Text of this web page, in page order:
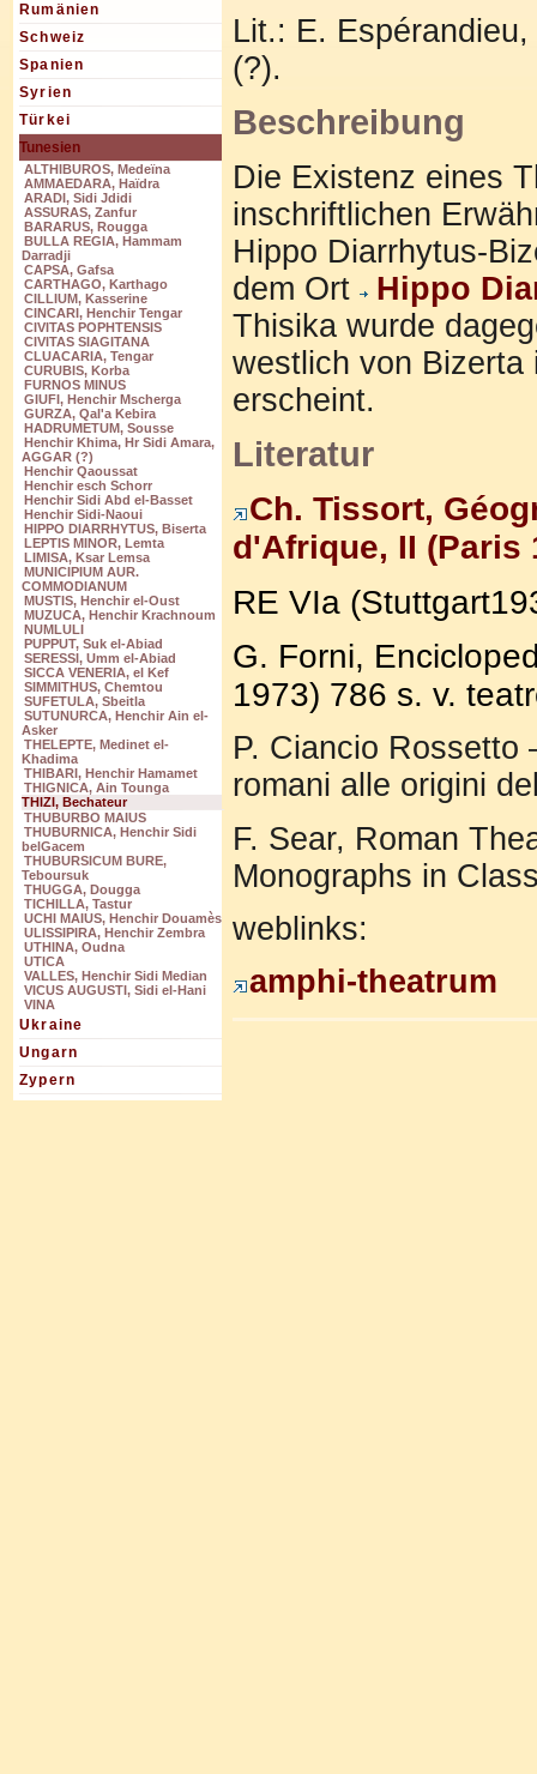
Rumänien
Schweiz
Spanien
Syrien
Türkei
Tunesien
ALTHIBUROS, Medeïna
AMMAEDARA, Haïdra
ARADI, Sidi Jdidi
ASSURAS, Zanfur
BARARUS, Rougga
BULLA REGIA, Hammam
Darradji
CAPSA, Gafsa
CARTHAGO, Karthago
CILLIUM, Kasserine
CINCARI, Henchir Tengar
CIVITAS POPHTENSIS
CIVITAS SIAGITANA
CLUACARIA, Tengar
CURUBIS, Korba
FURNOS MINUS
GIUFI, Henchir Mscherga
GURZA, Qal'a Kebira
HADRUMETUM, Sousse
Henchir Khima, Hr Sidi Amara,
AGGAR (?)
Henchir Qaoussat
Henchir esch Schorr
Henchir Sidi Abd el-Basset
Henchir Sidi-Naoui
HIPPO DIARRHYTUS, Biserta
LEPTIS MINOR, Lemta
LIMISA, Ksar Lemsa
MUNICIPIUM AUR.
COMMODIANUM
MUSTIS, Henchir el-Oust
MUZUCA, Henchir Krachnoum
NUMLULI
PUPPUT, Suk el-Abiad
SERESSI, Umm el-Abiad
SICCA VENERIA, el Kef
SIMMITHUS, Chemtou
SUFETULA, Sbeitla
SUTUNURCA, Henchir Ain el-
Asker
THELEPTE, Medinet el-
Khadima
THIBARI, Henchir Hamamet
THIGNICA, Ain Tounga
THIZI, Bechateur
THUBURBO MAIUS
THUBURNICA, Henchir Sidi
belGacem
THUBURSICUM BURE,
Teboursuk
THUGGA, Dougga
TICHILLA, Tastur
UCHI MAIUS, Henchir Douamès
ULISSIPIRA, Henchir Zembra
UTHINA, Oudna
UTICA
VALLES, Henchir Sidi Median
VICUS AUGUSTI, Sidi el-Hani
VINA
Ukraine
Ungarn
Zypern
Lit.: E.
(?).
Beschreibung
Die Existenz eines
inschriftlichen
Hippo Diarrhytus-
dem Ort
Hippo
Thisika wurde
westlich von
erscheint.
Literatur
Ch. Tissort,
d'Afrique, II (Paris
RE VIa
G. Forni,
1973) 786 s. v.
P. Ciancio Rossetto
romani alle origini
F. Sear, Roman
Monographs in
weblinks:
amphi-theatrum